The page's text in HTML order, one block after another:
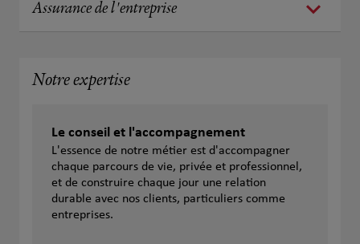
Assurance de l'entreprise
Notre expertise
Le conseil et l'accompagnement
L'essence de notre métier est d'accompagner
chaque parcours de vie, privée et professionnel,
et de construire chaque jour une relation
durable avec nos clients, particuliers comme
entreprises.